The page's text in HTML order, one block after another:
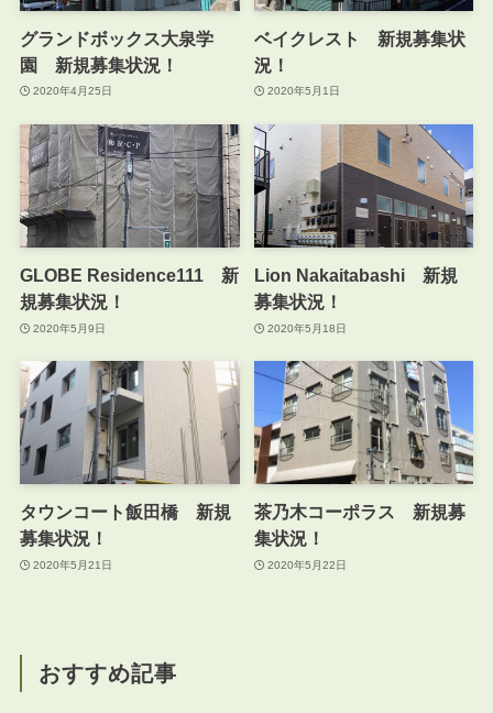
グランドボックス大泉学
園 新規募集状況！
2020年4月25日
ベイクレスト 新規募集状
況！
2020年5月1日
GLOBE Residence111 新
規募集状況！
2020年5月9日
Lion Nakaitabashi 新規
募集状況！
2020年5月18日
タウンコート飯田橋 新規
募集状況！
2020年5月21日
茶乃木コーポラス 新規募
集状況！
2020年5月22日
おすすめ記事